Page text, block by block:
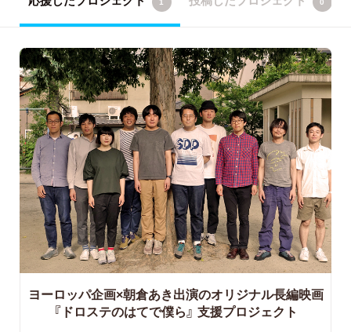
ヨーロッパ企画×朝倉あき出演のオリジナル長編映画
『ドロステのはてで僕ら』 支援プロジェクト